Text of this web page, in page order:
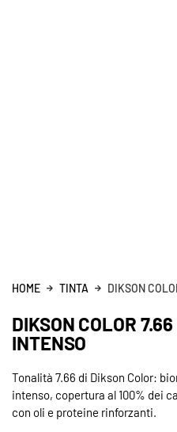
HOME TINTA DIKSON
DIKSON COLOR
INTENSO
Tonalità 7.66 di Dikson Color:
intenso, copertura al 100% dei
con oli e proteine rinforzanti.